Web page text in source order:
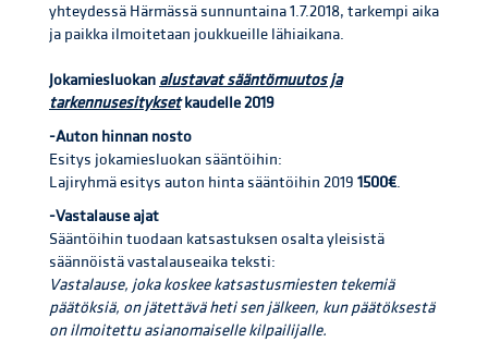
yhteydessä Härmässä sunnuntaina 1.7.2018, tarkempi aika
ja paikka ilmoitetaan joukkueille lähiaikana.
Jokamiesluokan alustavat sääntömuutos ja
tarkennusesitykset kaudelle 2019
-Auton hinnan nosto
Esitys jokamiesluokan sääntöihin:
Lajiryhmä esitys auton hinta sääntöihin 2019 1500€.
-Vastalause ajat
Sääntöihin tuodaan katsastuksen osalta yleisistä
säännöistä vastalauseaika teksti:
Vastalause, joka koskee katsastusmiesten tekemiä
päätöksiä, on jätettävä heti sen jälkeen, kun päätöksestä
on ilmoitettu asianomaiselle kilpailijalle.